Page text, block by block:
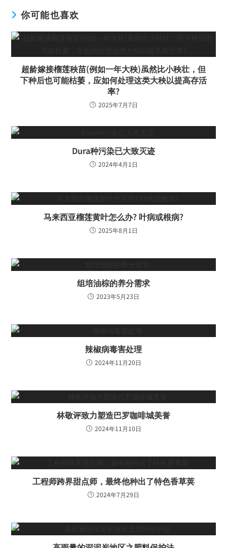
你可能也喜欢
超龄嫁接榴莲秧苗(例如一年大秧)虽然比小秧壮，但
下种后也可能枯萎，应如何处理这类大秧以提高存活
率?
2025年7月7日
Dura种污染已大致灭迹
2024年4月1日
马来西亚榴莲黄叶怎么办? 叶病或根病?
2025年8月1日
组培油棕的养分需求
2023年5月23日
辣椒病毒害处理
2024年11月20日
林敬评致力塑造巴罗咖啡城美誉
2024年11月10日
工程师跨界甜点师，最终他种出了特色香草荚
2024年7月29日